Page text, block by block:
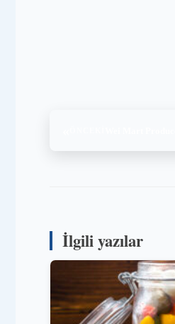
İlgili yazılar